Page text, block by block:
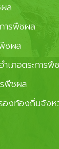
ล
ารพืชผล
ชผล
เภอตระการพื
พืชผล
องท้องถิ่นจังห